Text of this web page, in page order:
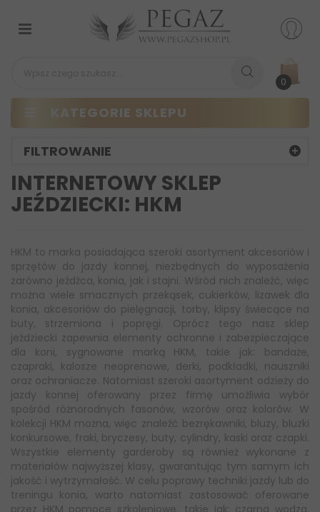
0
KATEGORIE SKLEPU
Przełącz
nawigacji
FILTROWANIE
INTERNETOWY SKLEP
JEŹDZIECKI: HKM
HKM to marka posiadająca szeroki asortyment akcesoriów i
sprzętów do jazdy konnej, niezbędnych do wyposażenia
zarówno jeźdźca, konia, jak i stajni. Wśród nich znaleźć, więc
można wiele smacznych przekąsek, cukierków, lizawek dla
konia, akcesoriów do pielęgnacji, torby, klipsy świecące na
buty, strzemiona i popręgi. Oprócz tego nasz sklep
jeździecki zapewnia elementy ochronne i zabezpieczające
dla koni, sygnowane marką HKM, takie jak: bandaże,
czapraki, kalosze neoprenowe, derki, podkładki, nauszniki
oraz ochraniacze. Natomiast szeroki asortyment odzieży do
jazdy konnej oferowany przez firmę umożliwia wybór
spośród różnorodnych fasonów, wzorów oraz kolorów. W
kolekcji HKM można, więc znaleźć bezrękawniki, bluzy, bluzki
konkursowe, fraki, bryczesy, buty, cylindry, kaski oraz czapki.
Wszystkie elementy garderoby są również wykonane z
materiałów najwyższej klasy, gwarantując tym samym ich
jakość i wytrzymałość. W celu poprawy techniki jazdy lub do
treningu konia, warto natomiast zastosować oferowane